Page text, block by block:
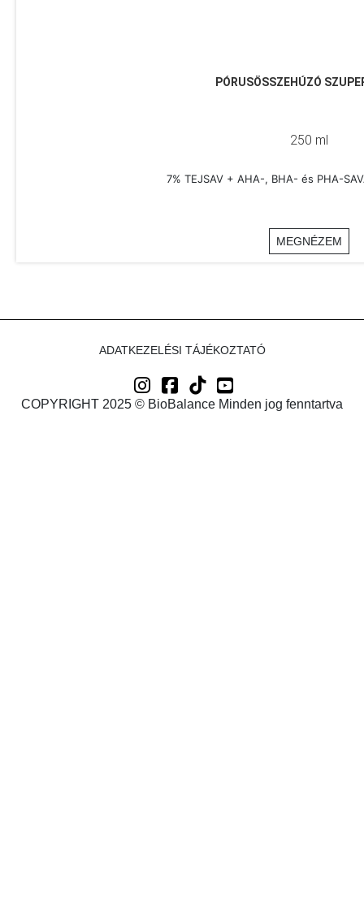
PÓRUSÖSSZEHÚZÓ
250 ml
7% TEJSAV + AHA-, BHA- és PHA-
MEGNÉZEM
ADATKEZELÉSI TÁJÉKOZTATÓ
COPYRIGHT 2025 © BioBalance Minden jog fenntartva